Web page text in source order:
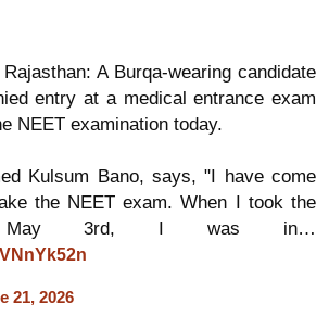
Rajasthan: A Burqa-wearing candidate
entry at a medical entrance exam
NEET examination today.
Kulsum Bano, says, "I have come
the NEET exam. When I took the
May 3rd, I was in…
21, 2026